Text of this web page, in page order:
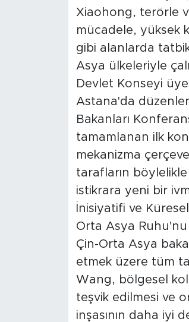
Xiaohong, terörle
mücadele, yüksek
gibi alanlarda
Asya ülkeleriyle
Devlet Konseyi
Astana'da
Bakanları
tamamlanan ilk
mekanizma
tarafların
istikrara yeni bir
İnisiyatifi ve
Orta Asya Ruhu'nu
Çin-Orta Asya
etmek üzere tüm
Wang, bölgesel
teşvik edilmesi ve
inşasının daha iyi